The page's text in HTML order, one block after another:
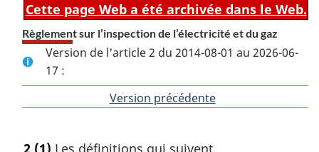
Cette page Web a été archivée dans le Web.
Règlement sur l’inspection de l’électricité et du gaz
Version de l'article 2 du 2014-08-01 au 2026-06-
17 :
Version précédentede